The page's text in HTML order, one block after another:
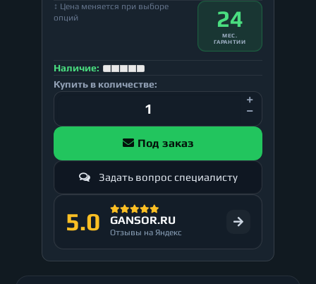
↕ Цена меняется при выборе
опций
24
МЕС.
ГАРАНТИИ
Наличие:
Купить в количестве:
Под заказ
Задать вопрос специалисту
5.0 GANSOR.RU
Отзывы на Яндекс